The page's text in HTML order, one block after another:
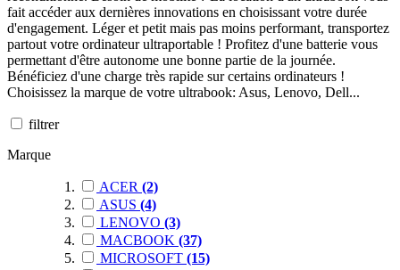
fait accéder aux dernières innovations en choisissant votre durée
d'engagement. Léger et petit mais pas moins performant, transportez
partout votre ordinateur ultraportable ! Profitez d'une batterie vous
permettant d'être autonome une bonne partie de la journée.
Bénéficiez d'une charge très rapide sur certains ordinateurs !
Choisissez la marque de votre ultrabook: Asus, Lenovo, Dell...
filtrer
Marque
ACER (2)
ASUS (4)
LENOVO (3)
MACBOOK (37)
MICROSOFT (15)